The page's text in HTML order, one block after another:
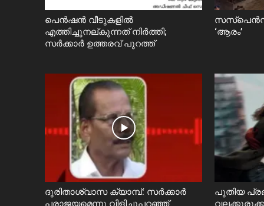
പെൻഷൻ വീടുകളിൽ
എത്തിച്ചുനല്കുന്നത് നിർത്തി;
സര്‍ക്കാർ ഉത്തരവ് പുറത്ത്
‘ആരം’
ദുരിതാശ്വാസ ക്യാമ്പ്: സർക്കാർ
പരാജയമെന്നു വിളിച്ചുപറഞ്ഞ്
പുതിയ